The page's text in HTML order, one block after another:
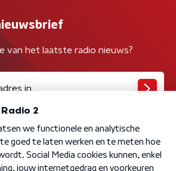
van het laatste radio nieuws?